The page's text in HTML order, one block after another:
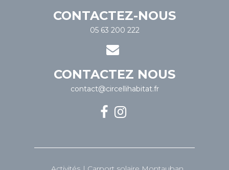
CONTACTEZ-NOUS
05 63 200 222
CONTACTEZ NOUS
contact@circellihabitat.fr